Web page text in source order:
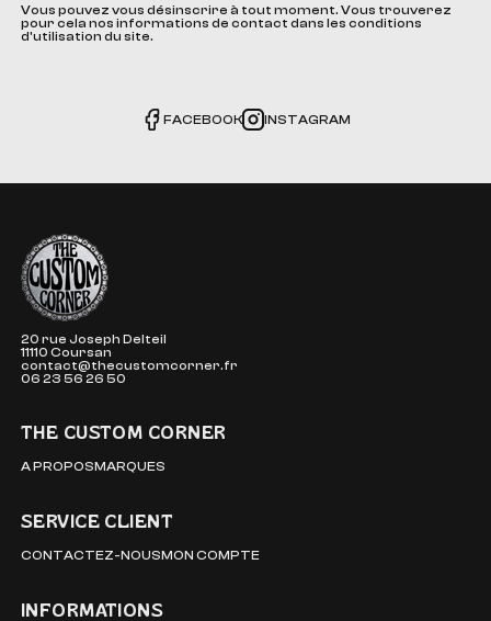
Vous pouvez vous désinscrire à tout moment. Vous trouverez
pour cela nos informations de contact dans les conditions
d'utilisation du site.
FACEBOOK INSTAGRAM
The Custom Corner
20 rue Joseph Delteil
11110 Coursan
contact@thecustomcorner.fr
06 23 56 26 50
THE CUSTOM CORNER
A PROPOSMARQUES
SERVICE CLIENT
CONTACTEZ-NOUSMON COMPTE
INFORMATIONS